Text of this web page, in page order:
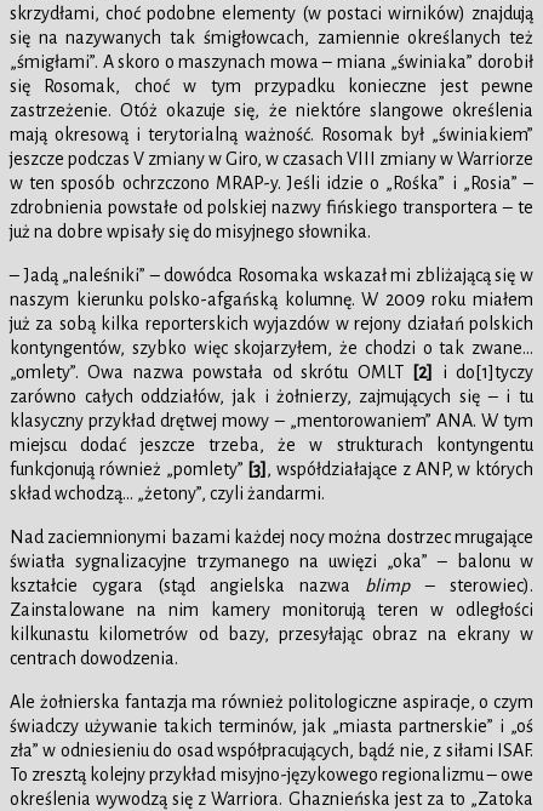
skrzydłami, choć podobne elementy (w postaci wirników) znajdują
się na nazywanych tak śmigłowcach, zamiennie określanych też
„śmigłami”. A skoro o maszynach mowa – miana „świniaka” dorobił
się Rosomak, choć w tym przypadku konieczne jest pewne
zastrzeżenie. Otóż okazuje się, że niektóre slangowe określenia
mają okresową i terytorialną ważność. Rosomak był „świniakiem”
jeszcze podczas V zmiany w Giro, w czasach VIII zmiany w Warriorze
w ten sposób ochrzczono MRAP-y. Jeśli idzie o „Rośka” i „Rosia” –
zdrobnienia powstałe od polskiej nazwy fińskiego transportera – te
już na dobre wpisały się do misyjnego słownika.
– Jadą „naleśniki” – dowódca Rosomaka wskazał mi zbliżającą się w
naszym kierunku polsko-afgańską kolumnę. W 2009 roku miałem
już za sobą kilka reporterskich wyjazdów w rejony działań polskich
kontyngentów, szybko więc skojarzyłem, że chodzi o tak zwane…
„omlety”. Owa nazwa powstała od skrótu OMLT
[2]
i do[1]tyczy
zarówno całych oddziałów, jak i żołnierzy, zajmujących się – i tu
klasyczny przykład drętwej mowy – „mentorowaniem” ANA. W tym
miejscu dodać jeszcze trzeba, że w strukturach kontyngentu
funkcjonują również „pomlety” [3] , współdziałające z ANP, w których
skład wchodzą… „żetony”, czyli żandarmi.
Nad zaciemnionymi bazami każdej nocy można dostrzec mrugające
światła sygnalizacyjne trzymanego na uwięzi „oka” – balonu w
kształcie cygara (stąd angielska nazwa blimp– sterowiec).
Zainstalowane na nim kamery monitorują teren w odległości
kilkunastu kilometrów od bazy, przesyłając obraz na ekrany w
centrach dowodzenia.
Ale żołnierska fantazja ma również politologiczne aspiracje, o czym
świadczy używanie takich terminów, jak „miasta partnerskie” i „oś
zła” w odniesieniu do osad współpracujących, bądź nie, z siłami ISAF.
To zresztą kolejny przykład misyjno-językowego regionalizmu – owe
określenia wywodzą się z Warriora. Ghaznieńska jest za to „Zatoka